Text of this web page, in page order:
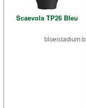
Scaevola TP26 Bleu
bloeistadium:b